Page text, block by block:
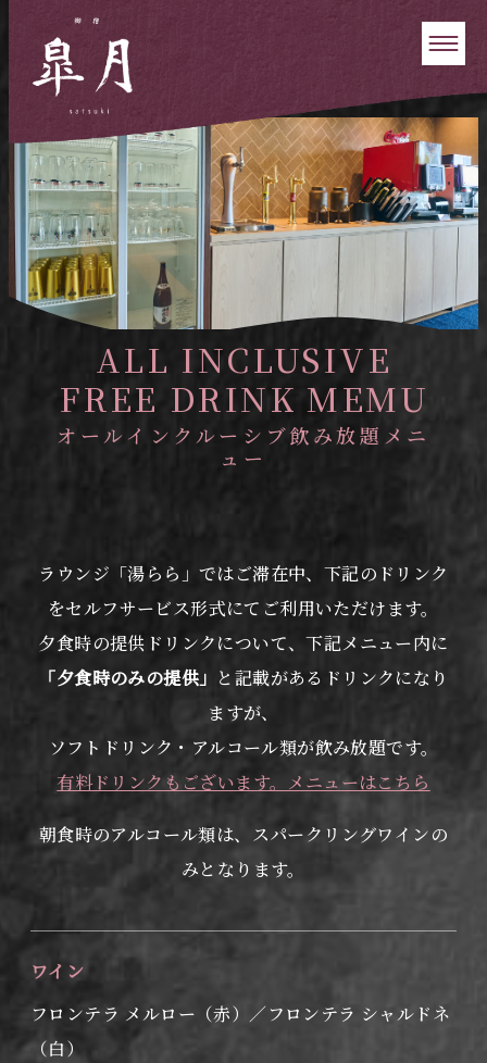
ALL INCLUSIVE
FREE DRINK MEMU
オールインクルーシブ飲み放題メニ
ュー
ラウンジ「湯らら」ではご滞在中、下記のドリンク
をセルフサービス形式にてご利用いただけます。
夕食時の提供ドリンクについて、下記メニュー内に
「夕食時のみの提供」 と記載があるドリンクになり
ますが、
ソフトドリンク・アルコール類が飲み放題です。
有料ドリンクもございます。メニューはこちら
朝食時のアルコール類は、スパークリングワインの
みとなります。
ワイン
フロンテラ メルロー（赤）／フロンテラ シャルドネ
（白）